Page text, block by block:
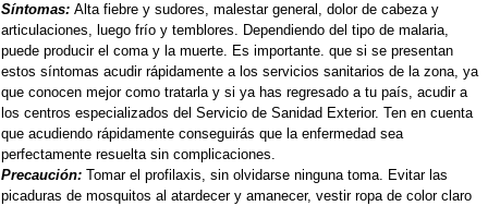
Síntomas: Alta fiebre y sudores, malestar general, dolor de cabeza y
articulaciones, luego frío y temblores. Dependiendo del tipo de malaria,
puede producir el coma y la muerte. Es importante. que si se presentan
estos síntomas acudir rápidamente a los servicios sanitarios de la zona, ya
que conocen mejor como tratarla y si ya has regresado a tu país, acudir a
los centros especializados del Servicio de Sanidad Exterior. Ten en cuenta
que acudiendo rápidamente conseguirás que la enfermedad sea
perfectamente resuelta sin complicaciones.
Precaución: Tomar el profilaxis, sin olvidarse ninguna toma. Evitar las
picaduras de mosquitos al atardecer y amanecer, vestir ropa de color claro